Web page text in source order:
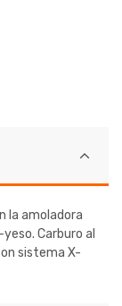
la amoladora
Carburo al
sistema X-